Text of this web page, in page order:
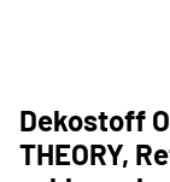
Dekostoff
THEORY,